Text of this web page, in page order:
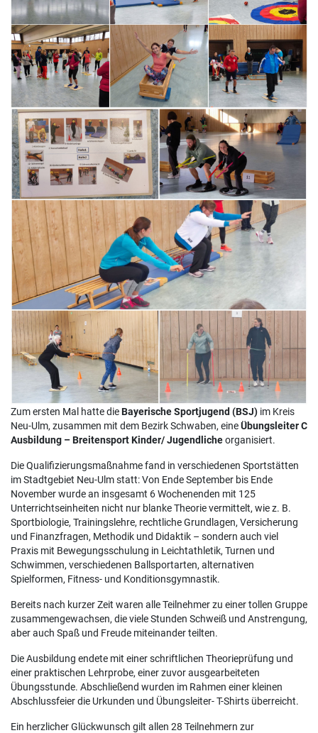
Zum ersten Mal hatte dieBayerische Sportjugend (BSJ) im Kreis
Neu-Ulm, zusammen mit dem Bezirk Schwaben, eineÜbungsleiter C
Ausbildung – Breitensport Kinder/ Jugendlicheorganisiert.
Die Qualifizierungsmaßnahme fand in verschiedenen Sportstätten
im Stadtgebiet Neu-Ulm statt: Von Ende September bis Ende
November wurde an insgesamt 6 Wochenenden mit 125
Unterrichtseinheiten nicht nur blanke Theorie vermittelt, wie z. B.
Sportbiologie, Trainingslehre, rechtliche Grundlagen, Versicherung
und Finanzfragen, Methodik und Didaktik – sondern auch viel
Praxis mit Bewegungsschulung in Leichtathletik, Turnen und
Schwimmen, verschiedenen Ballsportarten, alternativen
Spielformen, Fitness- und Konditionsgymnastik.
Bereits nach kurzer Zeit waren alle Teilnehmer zu einer tollen Gruppe
zusammengewachsen, die viele Stunden Schweiß und Anstrengung,
aber auch Spaß und Freude miteinander teilten.
Die Ausbildung endete mit einer schriftlichen Theorieprüfung und
einer praktischen Lehrprobe, einer zuvor ausgearbeiteten
Übungsstunde. Abschließend wurden im Rahmen einer kleinen
Abschlussfeier die Urkunden und Übungsleiter- T-Shirts überreicht.
Ein herzlicher Glückwunsch gilt allen 28 Teilnehmern zur